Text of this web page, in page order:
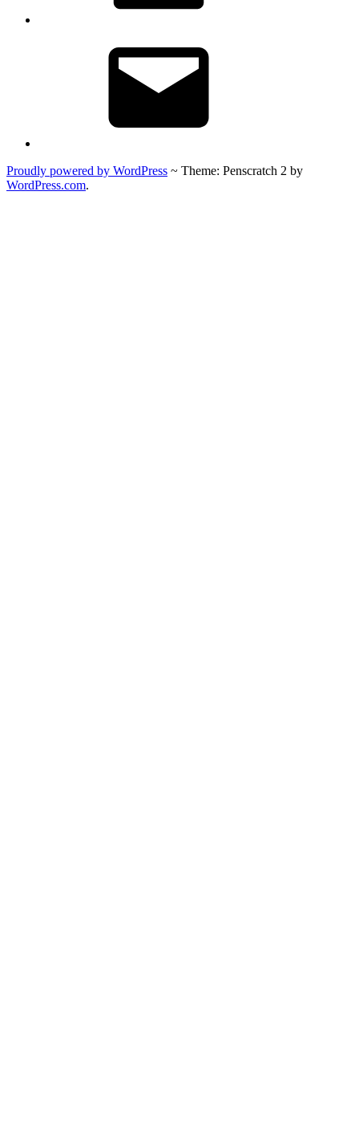
Proudly powered by WordPress ~ Theme: Penscratch 2 by
WordPress.com.